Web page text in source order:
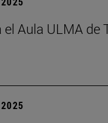
el Aula ULMA